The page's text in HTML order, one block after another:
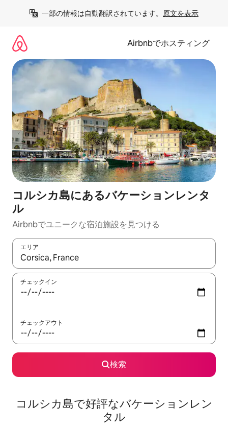
一部の情報は自動翻訳されています。 原文を表示
Airbnbでホスティング
コルシカ島にあるバケーションレンタ
ル
Airbnbでユニークな宿泊施設を見つける
エリア
検索結果が表示されたら、上下の矢印キーを使って移動するか
チェックイン
チェックアウト
検索
コルシカ島で好評なバケーションレン
タル